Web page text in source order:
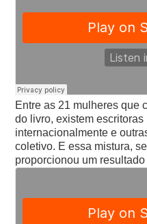
Entre as 21 mulheres que
do livro, existem
internacionalmente e
coletivo. E essa mistura,
proporcionou um